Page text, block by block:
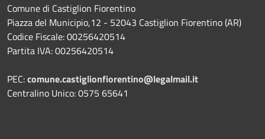
Comune di Castiglion Fiorentino
Piazza del Municipio,12 - 52043 Castiglion Fiorentino (AR)
Codice Fiscale: 00256420514
Partita IVA: 00256420514
PEC:comune.castiglionfiorentino@legalmail.it
Centralino Unico: 0575 65641